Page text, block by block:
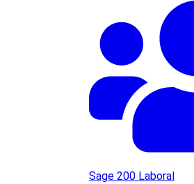
Sage 200 Laboral